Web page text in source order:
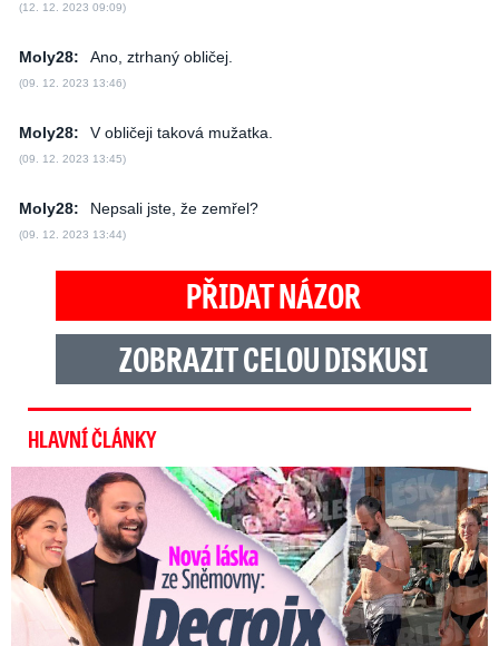
(12. 12. 2023 09:09)
Moly28: Ano, ztrhaný obličej.
(09. 12. 2023 13:46)
Moly28: V obličeji taková mužatka.
(09. 12. 2023 13:45)
Moly28: Nepsali jste, že zemřel?
(09. 12. 2023 13:44)
PŘIDAT NÁZOR
ZOBRAZIT CELOU DISKUSI
HLAVNÍ ČLÁNKY
Nová láska ve Sněmovně: Decroix s mladým kolegou z ODS